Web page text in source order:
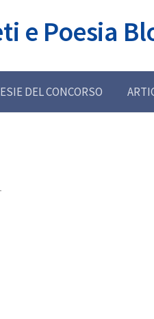
e Poesia
DEL CONCORSO